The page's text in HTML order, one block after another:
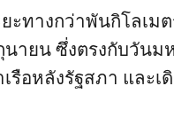
ยะทางกว่าพันกิโลเม
นายน ซึ่งตรงกับวันม
รือหลังรัฐสภา และเ